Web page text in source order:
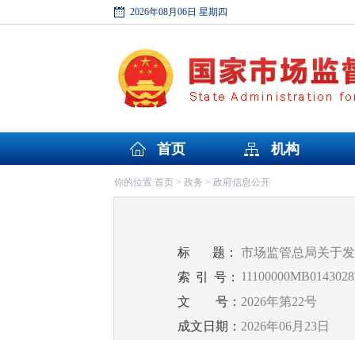
2026年08月06日 星期四
首页 机构
你的位置:首页> 政务 > 政府信息公开
标 题：
市场监管总局关于
索 引 号：
文
号： 2026年第22号
成文日期： 2026年06月23日